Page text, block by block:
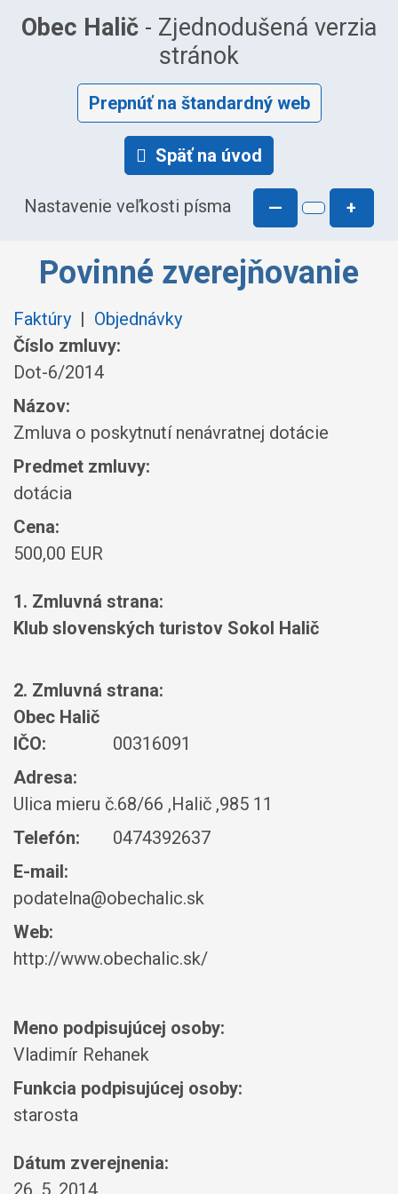
Obec Halič - Zjednodušená verzia
stránok
Prepnúť na štandardný web
Späť na úvod
Nastavenie veľkosti písma — +
Povinné zverejňovanie
Faktúry | Objednávky
Číslo zmluvy:
Dot-6/2014
Názov:
Zmluva o poskytnutí nenávratnej dotácie
Predmet zmluvy:
dotácia
Cena:
500,00 EUR
1. Zmluvná strana:
Klub slovenských turistov Sokol Halič
2. Zmluvná strana:
Obec Halič
IČO:
00316091
Adresa:
Ulica mieru č.68/66 ,Halič ,985 11
Telefón:
0474392637
E-mail:
podatelna@obechalic.sk
Web:
http://www.obechalic.sk/
Meno podpisujúcej osoby:
Vladimír Rehanek
Funkcia podpisujúcej osoby:
starosta
Dátum zverejnenia:
26. 5. 2014